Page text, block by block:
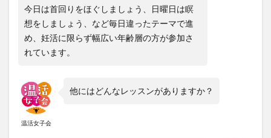
今日は首回りをほぐしましょう、日曜日は瞑
想をしましょう、など毎日違ったテーマで進
め、妊活に限らず幅広い年齢層の方が参加さ
れています。
温活女子会
他にはどんなレッスンがありますか？